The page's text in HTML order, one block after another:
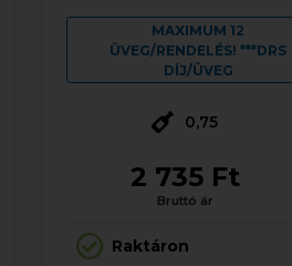
MAXIMUM 12
ÜVEG/RENDELÉS! ***DRS
DÍJ/ÜVEG
0,75
2 735 Ft
Bruttó ár
Raktáron